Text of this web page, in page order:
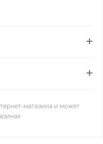
магазина и может